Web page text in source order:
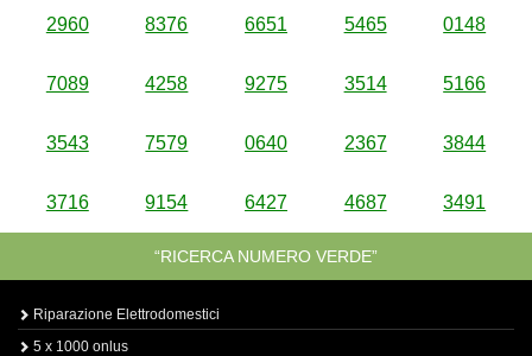
2960 8376 6651 5465 0148
7089 4258 9275 3514 5166
3543 7579 0640 2367 3844
3716 9154 6427 4687 3491
“RICERCA NUMERO VERDE”
Riparazione Elettrodomestici
5 x 1000 onlus